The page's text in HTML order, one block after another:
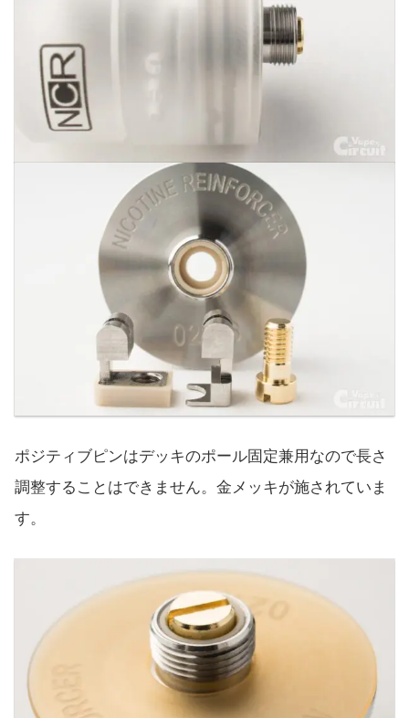
ポジティブピンはデッキのポール固定兼用なので長さ
調整することはできません。金メッキが施されていま
す。